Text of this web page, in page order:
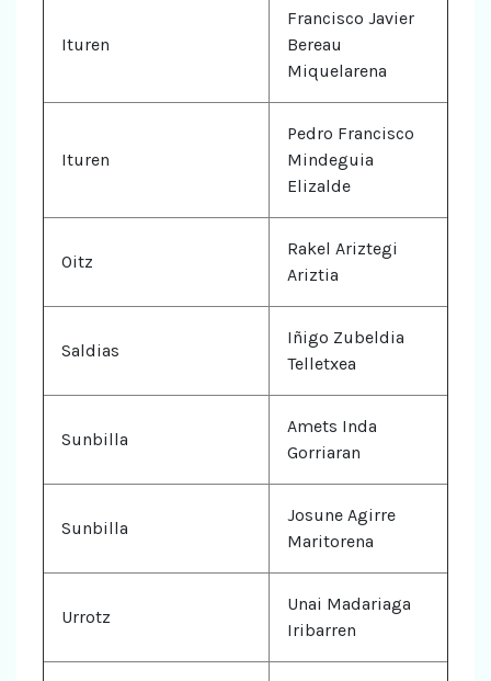
Ituren
Francisco Javier
Bereau
Miquelarena
Ituren
Pedro Francisco
Mindeguia
Elizalde
Oitz
Rakel Ariztegi
Ariztia
Saldias
Iñigo Zubeldia
Telletxea
Sunbilla
Amets Inda
Gorriaran
Sunbilla
Josune Agirre
Maritorena
Urrotz
Unai Madariaga
Iribarren